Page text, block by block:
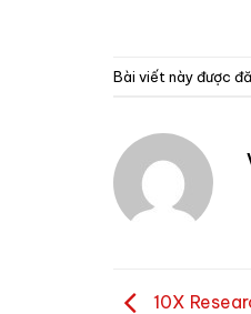
Bài viết này được
10X